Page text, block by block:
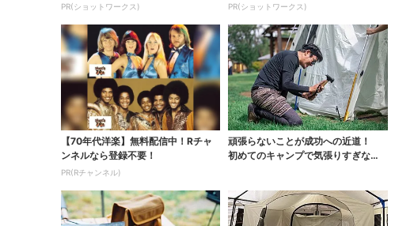
PR(ショットワークス) PR(ショットワークス)
【70年代洋楽】無料配信中！Rチャ
ンネルなら登録不要！
PR(Rチャンネル)
頑張らないことが成功への近道！
初めてのキャンプで気張りすぎない